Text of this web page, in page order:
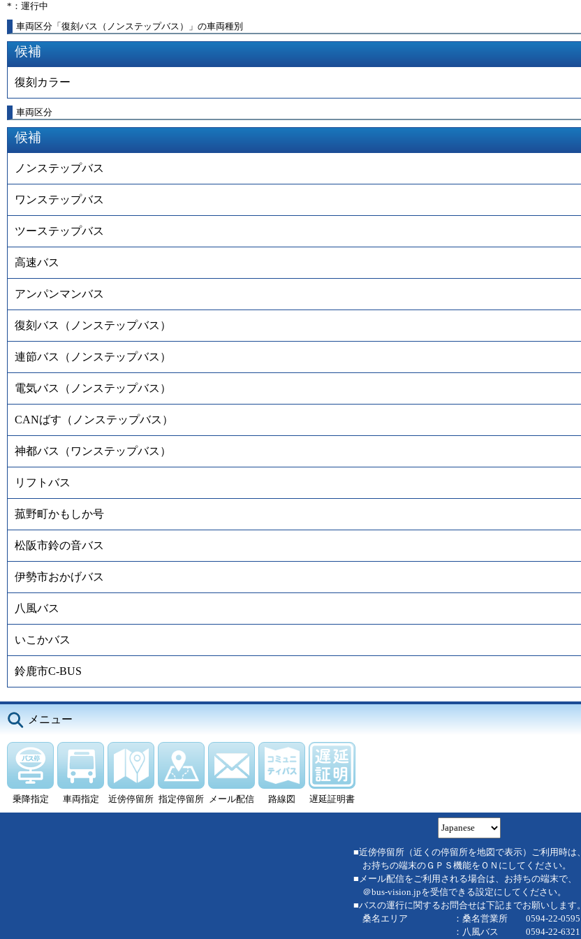
*：運行中
車両区分「復刻バス（ノンステップバス）」の車両種別
候補
復刻カラー
車両区分
候補
ノンステップバス
ワンステップバス
ツーステップバス
高速バス
アンパンマンバス
復刻バス（ノンステップバス）
連節バス（ノンステップバス）
電気バス（ノンステップバス）
CANばす（ノンステップバス）
神都バス（ワンステップバス）
リフトバス
菰野町かもしか号
松阪市鈴の音バス
伊勢市おかげバス
八風バス
いこかバス
鈴鹿市C-BUS
メニュー
乗降指定 車両指定 近傍停留所 指定停留所 メール配信 路線図 遅延証明書
■近傍停留所（近くの停留所を地図で表示）ご利用時は、
お持ちの端末のＧＰＳ機能をＯＮにしてください。
■メール配信をご利用される場合は、お持ちの端末で、
＠bus-vision.jpを受信できる設定にしてください。
■バスの運行に関するお問合せは下記までお願いします。
桑名エリア ：桑名営業所 0594-22-0595
：八風バス 0594-22-6321